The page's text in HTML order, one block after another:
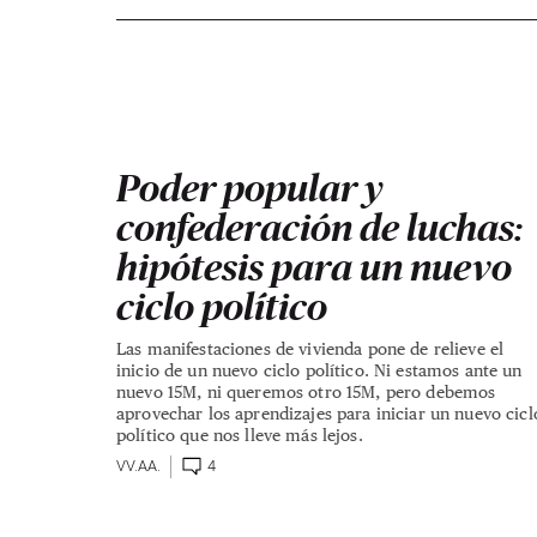
Poder popular y
confederación de luchas:
hipótesis para un nuevo
ciclo político
Las manifestaciones de vivienda pone de relieve el
inicio de un nuevo ciclo político. Ni estamos ante un
nuevo 15M, ni queremos otro 15M, pero debemos
aprovechar los aprendizajes para iniciar un nuevo
político que nos lleve más lejos.
VV.AA. 4